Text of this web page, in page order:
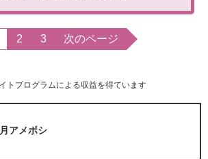
2 3 次のページ
トプログラムによる収益を得ています
アメボシ